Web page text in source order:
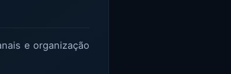
e organização